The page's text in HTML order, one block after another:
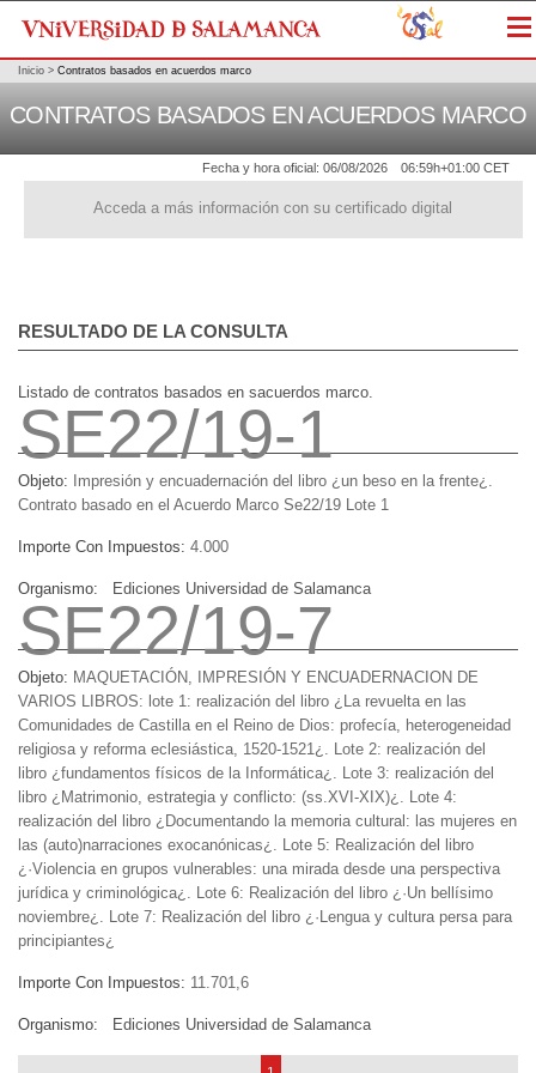
Fecha y hora oficial: 06/08/2026 06:59h+01:00 CET
Acceda a más información con su certificado digital
Inicio > Contratos basados en acuerdos marco
CONTRATOS BASADOS EN ACUERDOS MARCO
RESULTADO DE LA CONSULTA
Listado de contratos basados en sacuerdos marco.
SE22/19-1
Objeto:
Impresión y encuadernación del libro ¿un beso en la frente¿.
Contrato basado en el Acuerdo Marco Se22/19 Lote 1
Importe Con Impuestos: 4.000
Organismo: Ediciones Universidad de Salamanca
SE22/19-7
Objeto: MAQUETACIÓN, IMPRESIÓN Y ENCUADERNACION DE
VARIOS LIBROS: lote 1: realización del libro ¿La revuelta en las
Comunidades de Castilla en el Reino de Dios: profecía, heterogeneidad
religiosa y reforma eclesiástica, 1520-1521¿. Lote 2: realización del
libro ¿fundamentos físicos de la Informática¿. Lote 3: realización del
libro ¿Matrimonio, estrategia y conflicto: (ss.XVI-XIX)¿. Lote 4:
realización del libro ¿Documentando la memoria cultural: las mujeres en
las (auto)narraciones exocanónicas¿. Lote 5: Realización del libro
¿·Violencia en grupos vulnerables: una mirada desde una perspectiva
jurídica y criminológica¿. Lote 6: Realización del libro ¿·Un bellísimo
noviembre¿. Lote 7: Realización del libro ¿·Lengua y cultura persa para
principiantes¿
Importe Con Impuestos: 11.701,6
Organismo: Ediciones Universidad de Salamanca